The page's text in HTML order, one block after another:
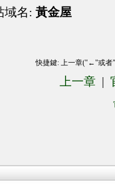
域名: 黃金屋
快捷鍵: 上一章("←"或
上一章 |